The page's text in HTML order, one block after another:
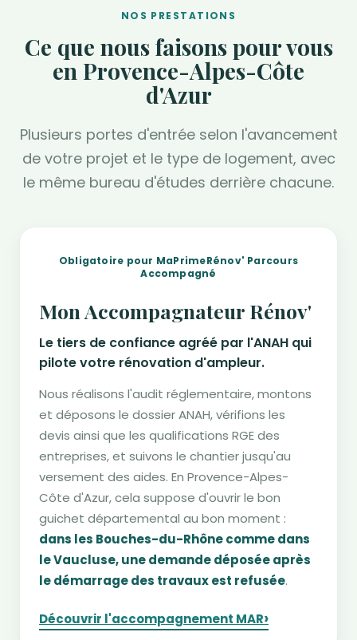
NOS PRESTATIONS
Ce que nous faisons pour vous
en Provence-Alpes-Côte
d'Azur
Plusieurs portes d'entrée selon l'avancement
de votre projet et le type de logement, avec
le même bureau d'études derrière chacune.
Obligatoire pour MaPrimeRénov' Parcours
Accompagné
Mon Accompagnateur Rénov'
Le tiers de confiance agréé par l'ANAH qui
pilote votre rénovation d'ampleur.
Nous réalisons l'audit réglementaire, montons
et déposons le dossier ANAH, vérifions les
devis ainsi que les qualifications RGE des
entreprises, et suivons le chantier jusqu'au
versement des aides. En Provence-Alpes-
Côte d'Azur, cela suppose d'ouvrir le bon
guichet départemental au bon moment :
dans les Bouches-du-Rhône comme dans
le Vaucluse, une demande déposée après
le démarrage des travaux est refusée.
Découvrir l'accompagnement MAR›